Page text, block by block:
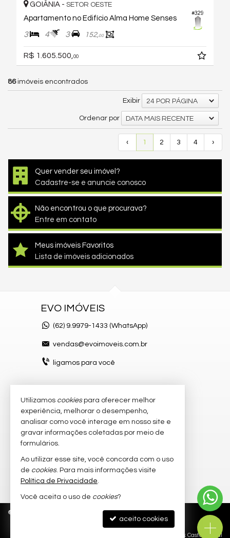
#329
GOIÂNIA - SETOR OESTE
Apartamento no Edifício Alma Home Senses
3 4 3 152,00
R$ 1.605.500, 00
86imóveis encontrados
Exibir 24 POR PÁGINA
Ordenar por DATA MAIS RECENTE
‹ 1 2 3 4 ›
Quer vender seu imóvel?
Cadastre-se e anuncie conosco
Não encontrou o que procurava?
Entre em contato
Meus imóveis Favoritos
Lista de imóveis adicionados
EVO IMÓVEIS
(62) 9.9979-1433 (WhatsApp)
vendas@evoimoveis.com.br
ligamos para você
VEJA MAIS
atendimento por WhatsApp
imóveis favoritos
mapa de imóveis
© Política de Privacidade
Site para imobiliárias: Castel Digital
Utilizamos cookiespara oferecer melhor
experiência, melhorar o desempenho,
analisar como você interage em nosso site e
gravar informações coletadas por meio de
formulários.
Ao utilizar esse site, você concorda com o uso
de cookies. Para mais informações visite
Política de Privacidade.
Você aceita o uso de cookies?
aceito cookies